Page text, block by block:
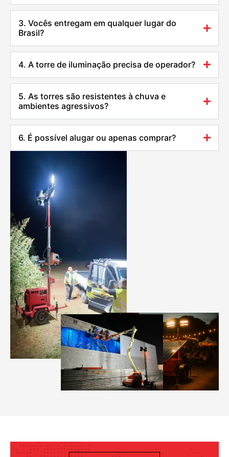
3. Vocês entregam em qualquer lugar do
Brasil?
4. A torre de iluminação precisa de operador?
5. As torres são resistentes à chuva e
ambientes agressivos?
6. É possível alugar ou apenas comprar?